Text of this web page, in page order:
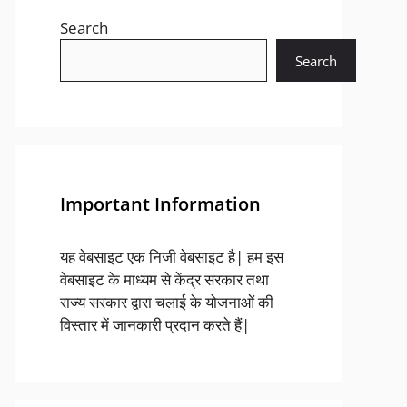
Search
Search
Important Information
यह वेबसाइट एक निजी वेबसाइट है| हम इस
वेबसाइट के माध्यम से केंद्र सरकार तथा
राज्य सरकार द्वारा चलाई के योजनाओं की
विस्तार में जानकारी प्रदान करते हैं|